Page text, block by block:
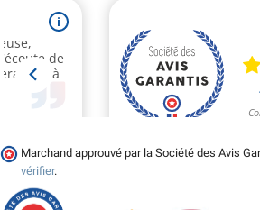
Marchand approuvé par la Société des Avis
vérifier.